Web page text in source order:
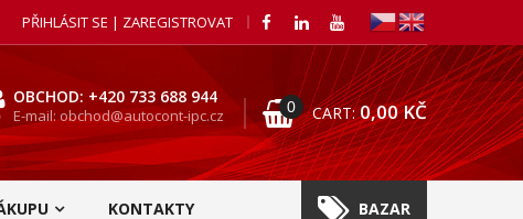
PŘIHLÁSIT SE | ZAREGISTROVAT
OBCHOD: +420 733 688 944
E-mail: obchod@autocont-ipc.cz 0 CART: 0,00KČ
KONTAKTY BAZAR